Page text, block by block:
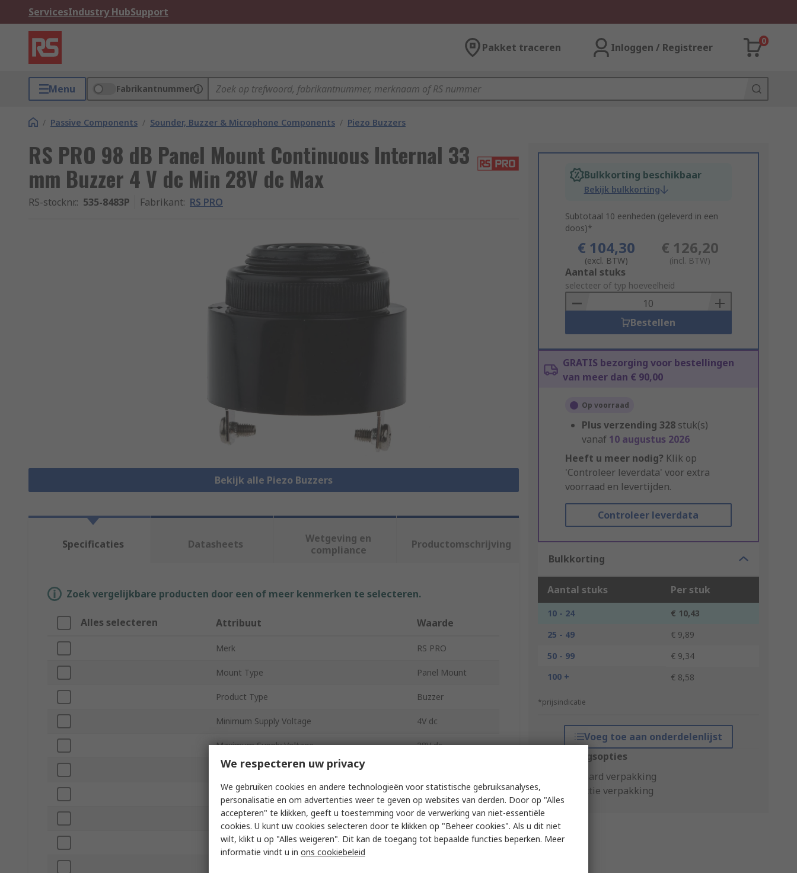
ServicesIndustry HubSupport
Pakket traceren Inloggen / Registreer
0
Menu Fabrikantnummer
/ Passive Components / Sounder, Buzzer & Microphone Components / Piezo Buzzers
RS PRO 98 dB Panel Mount Continuous Internal 33
mm Buzzer 4 V dc Min 28V dc Max
RS-stocknr.: 535-8483P Fabrikant: RS PRO
Bekijk alle Piezo Buzzers
Bulkkorting beschikbaar
Bekijk bulkkorting
Subtotaal 10 eenheden (geleverd in een
doos)*
€ 104,30
(excl. BTW)
€ 126,20
(incl. BTW)
Add
to
Basket
Aantal stuks
selecteer of typ hoeveelheid
Bestellen
GRATIS bezorging voor bestellingen
van meer dan € 90,00
Op voorraad
Plus verzending 328 stuk(s)
vanaf 10 augustus 2026
Heeft u meer nodig? Klik op
'Controleer leverdata' voor extra
voorraad en levertijden.
Controleer leverdata
Bulkkorting
Aantal stuks Per stuk
10 - 24
€ 10,43
25 - 49
€ 9,89
50 - 99
€ 9,34
100 +
€ 8,58
*prijsindicatie
Voeg toe aan onderdelenlijst
Verpakkingsopties
Standaard verpakking
Productie verpakking
Specificaties Datasheets
Wetgeving en
compliance
Productomschrijving
Zoek vergelijkbare producten door een of meer kenmerken te selecteren.
Alles selecteren Attribuut Waarde
Merk RS PRO
Mount Type Panel Mount
Product Type Buzzer
Minimum Supply Voltage 4V dc
Maximum Supply Voltage 28V dc
Sound Level
Drive Type Internal
Tone Type Continuous
Diameter 42.5mm
We respecteren uw privacy
We gebruiken cookies en andere technologieën voor statistische gebruiksanalyses,
personalisatie en om advertenties weer te geven op websites van derden. Door op "Alles
accepteren" te klikken, geeft u toestemming voor de verwerking van niet-essentiële
cookies. U kunt uw cookies selecteren door te klikken op "Beheer cookies". Als u dit niet
wilt, klikt u op "Alles weigeren". Dit kan de toegang tot bepaalde functies beperken. Meer
informatie vindt u in ons cookiebeleid